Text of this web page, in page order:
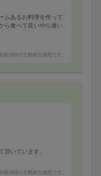
ムあるお料理を作って
ら食べて良いやら迷い
頼当時の主観的な感想です。
いています。
頼当時の主観的な感想です。